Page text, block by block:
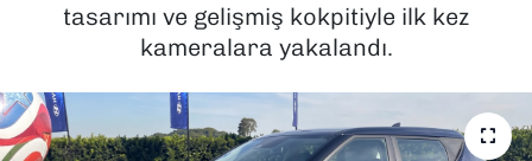
tasarımı ve gelişmiş kokpitiyle ilk kez
kameralara yakalandı.
POLİTİKA
SAĞLIK
SPOR